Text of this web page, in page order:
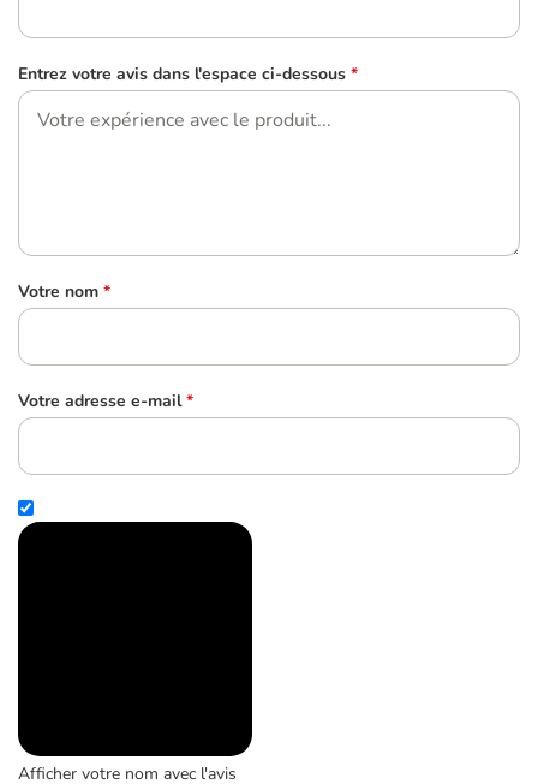
Entrez votre avis dans l'espace ci-dessous *
Votre nom *
Votre adresse e-mail *
Afficher votre nom avec l'avis